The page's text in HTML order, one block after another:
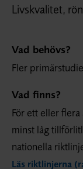
Livskvalitet,
Vad behövs?
Fler
Vad finns?
För ett eller
minst låg
nationella
Läs riktlinjerna